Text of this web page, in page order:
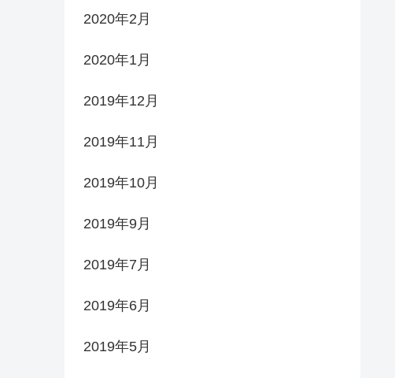
2020年2月
2020年1月
2019年12月
2019年11月
2019年10月
2019年9月
2019年7月
2019年6月
2019年5月